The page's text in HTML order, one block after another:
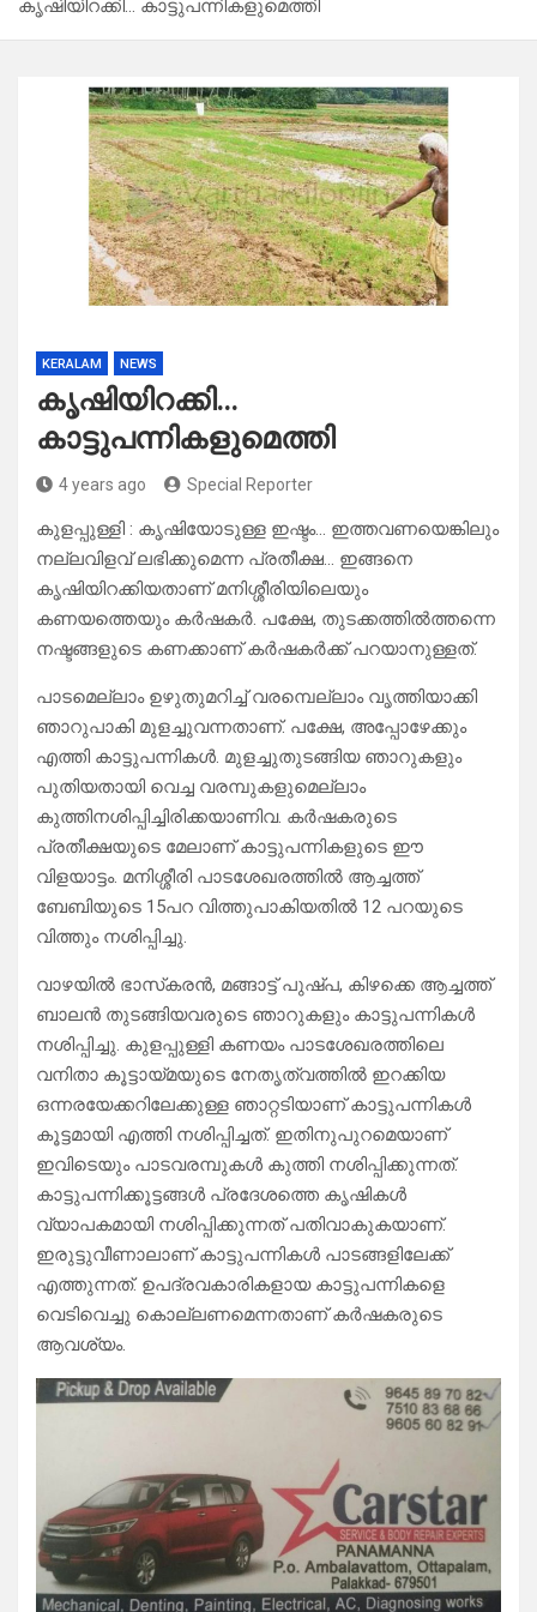
കൃഷിയിറക്കി… കാട്ടുപന്നികളുമെത്തി
KERALAM NEWS
കൃഷിയിറക്കി…
കാട്ടുപന്നികളുമെത്തി
4 years ago Special Reporter
കുളപ്പുള്ളി : കൃഷിയോടുള്ള ഇഷ്ടം… ഇത്തവണയെങ്കിലും
നല്ലവിളവ് ലഭിക്കുമെന്ന പ്രതീക്ഷ… ഇങ്ങനെ
കൃഷിയിറക്കിയതാണ് മനിശ്ശീരിയിലെയും
കണയത്തെയും കർഷകർ. പക്ഷേ, തുടക്കത്തിൽത്തന്നെ
നഷ്ടങ്ങളുടെ കണക്കാണ് കർഷകർക്ക് പറയാനുള്ളത്.
പാടമെല്ലാം ഉഴുതുമറിച്ച് വരമ്പെല്ലാം വൃത്തിയാക്കി
ഞാറുപാകി മുളച്ചുവന്നതാണ്. പക്ഷേ, അപ്പോഴേക്കും
എത്തി കാട്ടുപന്നികൾ. മുളച്ചുതുടങ്ങിയ ഞാറുകളും
പുതിയതായി വെച്ച വരമ്പുകളുമെല്ലാം
കുത്തിനശിപ്പിച്ചിരിക്കയാണിവ. കർഷകരുടെ
പ്രതീക്ഷയുടെ മേലാണ് കാട്ടുപന്നികളുടെ ഈ
വിളയാട്ടം. മനിശ്ശീരി പാടശേഖരത്തിൽ ആച്ചത്ത്
ബേബിയുടെ 15പറ വിത്തുപാകിയതിൽ 12 പറയുടെ
വിത്തും നശിപ്പിച്ചു.
വാഴയിൽ ഭാസ്‌കരൻ, മങ്ങാട്ട് പുഷ്പ, കിഴക്കെ ആച്ചത്ത്
ബാലൻ തുടങ്ങിയവരുടെ ഞാറുകളും കാട്ടുപന്നികൾ
നശിപ്പിച്ചു. കുളപ്പുള്ളി കണയം പാടശേഖരത്തിലെ
വനിതാ കൂട്ടായ്മയുടെ നേതൃത്വത്തിൽ ഇറക്കിയ
ഒന്നരയേക്കറിലേക്കുള്ള ഞാറ്റടിയാണ് കാട്ടുപന്നികൾ
കൂട്ടമായി എത്തി നശിപ്പിച്ചത്. ഇതിനുപുറമെയാണ്
ഇവിടെയും പാടവരമ്പുകൾ കുത്തി നശിപ്പിക്കുന്നത്.
കാട്ടുപന്നിക്കൂട്ടങ്ങൾ പ്രദേശത്തെ കൃഷികൾ
വ്യാപകമായി നശിപ്പിക്കുന്നത് പതിവാകുകയാണ്.
ഇരുട്ടുവീണാലാണ് കാട്ടുപന്നികൾ പാടങ്ങളിലേക്ക്
എത്തുന്നത്. ഉപദ്രവകാരികളായ കാട്ടുപന്നികളെ
വെടിവെച്ചു കൊല്ലണമെന്നതാണ് കർഷകരുടെ
ആവശ്യം.